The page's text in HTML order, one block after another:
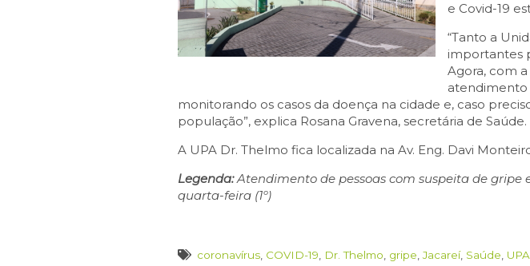
e Covid-19
“Tanto a
importantes
Agora, com
atendimento
monitorando os casos da doença na cidade e, caso
população”, explica Rosana Gravena, secretária de Saúde.
A UPA Dr. Thelmo fica localizada na Av. Eng. Davi
Legenda:Atendimento de pessoas com suspeita de gripe
quarta-feira (1º)
coronavírus COVID-19 Dr. Thelmo gripe ,Jacareí, Saúde UPA